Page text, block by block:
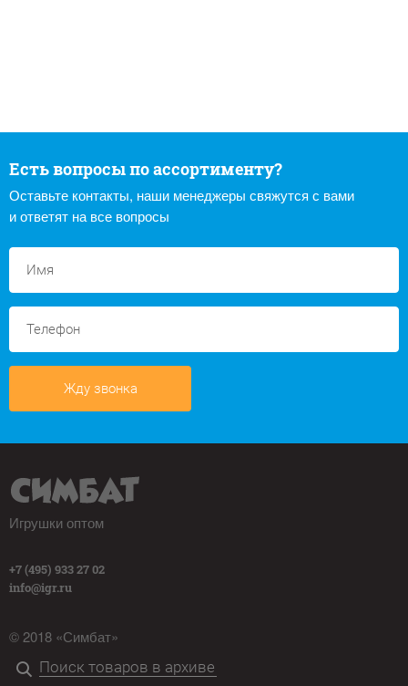
Есть вопросы по ассортименту?
Оставьте контакты, наши менеджеры свяжутся с вами
и ответят на все вопросы
Жду звонка
Игрушки оптом
+7 (495) 933 27 02
info@igr.ru
© 2018 «Симбат»